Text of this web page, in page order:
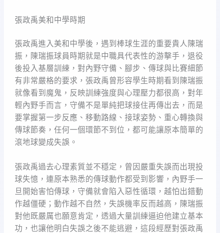
張政禹美和中學時期
張政禹進入美和中學後，遇到棒球生涯的重要貴人陳瑞
振，陳瑞振球員時期就是中職具代表性的游擊手，退役
後投入基層訓練，對內野守備、腳步、傳球與比賽細節
有非常嚴格的要求，張政禹曾形容學生時期看到陳瑞振
就像看到魔鬼，反映訓練強度與心理壓力都很高，對年
輕內野手而言，守備不是單純把球接住再傳出去，而是
要掌握第一步反應、移動路線、接球姿勢、重心轉換與
傳球節奏，任何一個環節不到位，都可能讓原本簡單的
滾地球變成失誤。
張政禹過去心理素質並不穩定，曾因嚴重失誤而出現投
球失憶，連原本熟悉的傳球動作都受到影響，內野手一
旦開始害怕傳球，守備就會陷入惡性循環，越怕出錯動
作越僵硬；動作越不自然，失誤機率反而越高，陳瑞振
對他既嚴厲也願意肯定，透過大量訓練逼迫他建立基本
功，也讓他明白失誤之後不能逃避，這段經歷對張政禹